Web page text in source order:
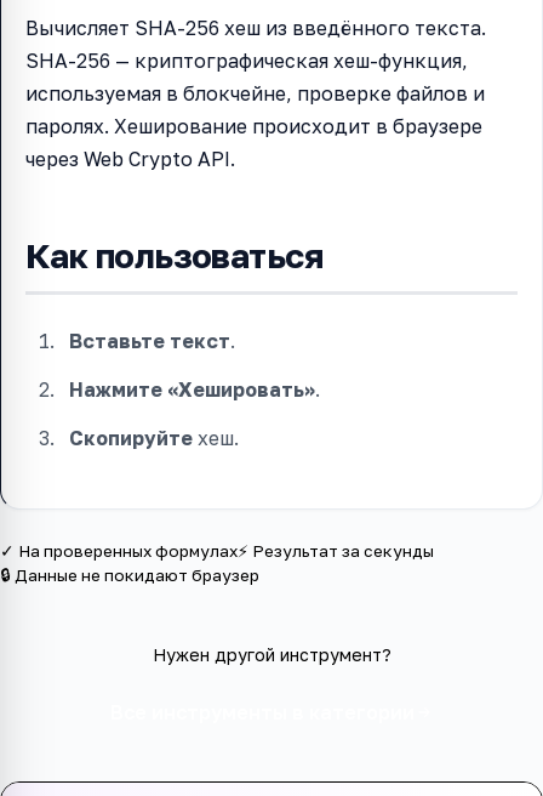
Вычисляет SHA-256 хеш из введённого текста.
SHA-256 — криптографическая хеш-функция,
используемая в блокчейне, проверке файлов и
паролях. Хеширование происходит в браузере
через Web Crypto API.
Как пользоваться
Вставьте текст.
Нажмите «Хешировать».
Скопируйте хеш.
✓ На проверенных формулах⚡ Результат за секунды
🔒 Данные не покидают браузер
Нужен другой инструмент?